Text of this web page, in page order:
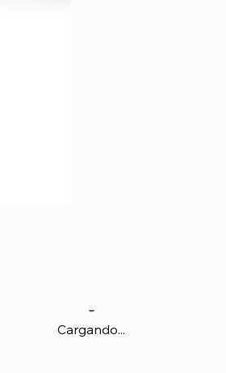
Cargando...